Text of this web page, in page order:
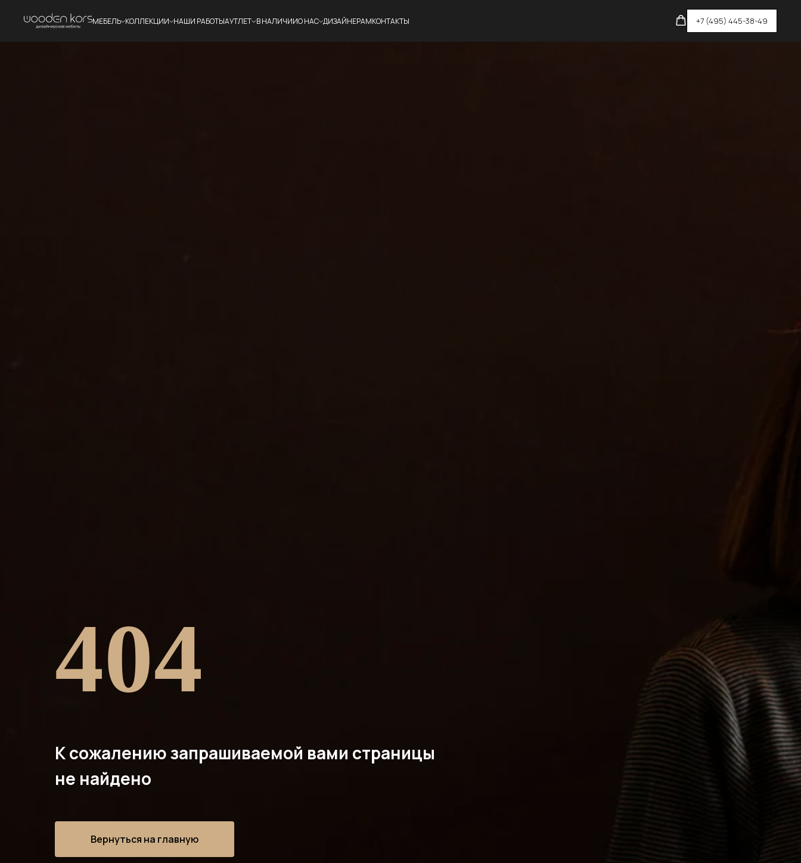
МЕБЕЛЬ КОЛЛЕКЦИИ НАШИ РАБОТЫАУТЛЕТ В НАЛИЧИИО НАС ДИЗАЙНЕРАМКОНТАКТЫ +7 (495) 445-38-49
404
К сожалению запрашиваемой вами страницы
не найдено
Вернуться на главную